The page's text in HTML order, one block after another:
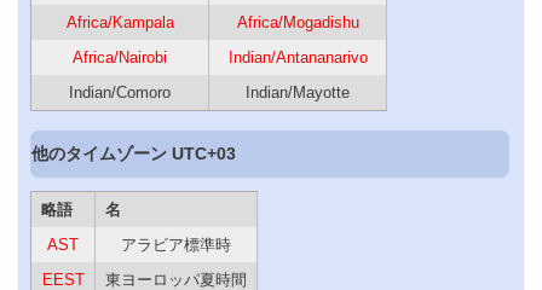
Africa/Kampala
Africa/Mogadishu
Africa/Nairobi
Indian/Antananarivo
Indian/Comoro
Indian/Mayotte
他のタイムゾーン UTC+03
略語
名
AST
アラビア標準時
EEST
東ヨーロッパ夏時間